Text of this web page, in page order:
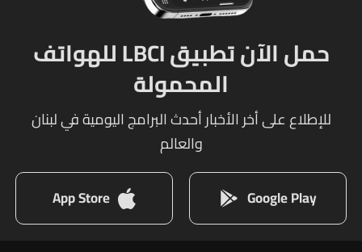
حمل الآن تطبيق LBCI للهواتف
المحمولة
للإطلاع على أخر الأخبار أحدث البرامج اليومية في لبنان
والعالم
Google Play
App Store